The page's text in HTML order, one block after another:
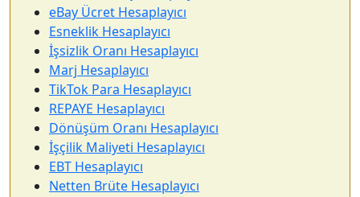
eBay Ücret Hesaplayıcı
Esneklik Hesaplayıcı
İşsizlik Oranı Hesaplayıcı
Marj Hesaplayıcı
TikTok Para Hesaplayıcı
REPAYE Hesaplayıcı
Dönüşüm Oranı Hesaplayıcı
İşçilik Maliyeti Hesaplayıcı
EBT Hesaplayıcı
Netten Brüte Hesaplayıcı